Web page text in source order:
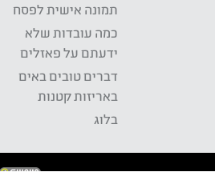
תמונה אישית לפסח
כמה עובדות שלא
ידעתם על פאזלים
דברים טובים באים
באריזות קטנות
בלוג